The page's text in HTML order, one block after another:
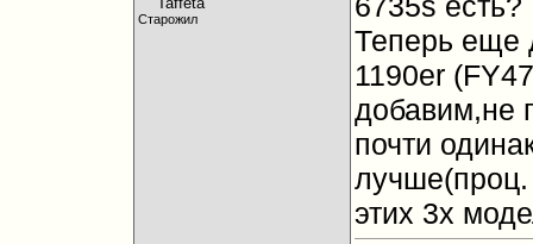
Старожил
Теперь еще
1190er
добавим,не
почти
лучше(проц.
этих 3х